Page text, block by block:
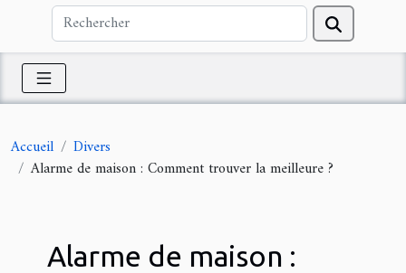
Accueil
Divers
Alarme de maison : Comment trouver la meilleure ?
Alarme de maison :